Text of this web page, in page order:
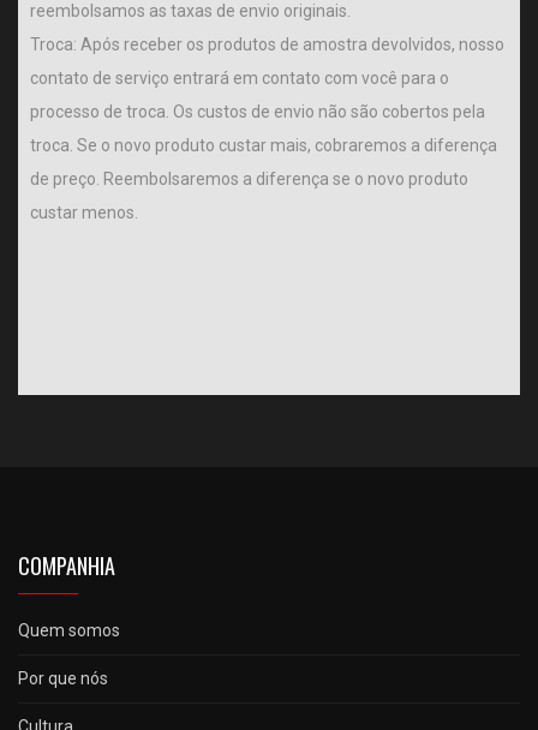
reembolsamos as taxas de envio originais.
Troca: Após receber os produtos de amostra devolvidos, nosso
contato de serviço entrará em contato com você para o
processo de troca. Os custos de envio não são cobertos pela
troca. Se o novo produto custar mais, cobraremos a diferença
de preço. Reembolsaremos a diferença se o novo produto
custar menos.
COMPANHIA
Quem somos
Por que nós